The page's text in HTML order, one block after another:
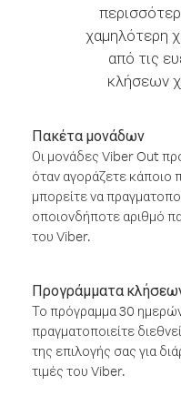
χαμηλότερη
από τις
κλήσεων
Πακέτα μονάδων
Οι μονάδες Viber Out
όταν αγοράζετε κάποιο
μπορείτε να
οποιονδήποτε αριθμό
του Viber.
Προγράμματα
Το πρόγραμμα 30
πραγματοποιείτε
της επιλογής σας για
τιμές του Viber.